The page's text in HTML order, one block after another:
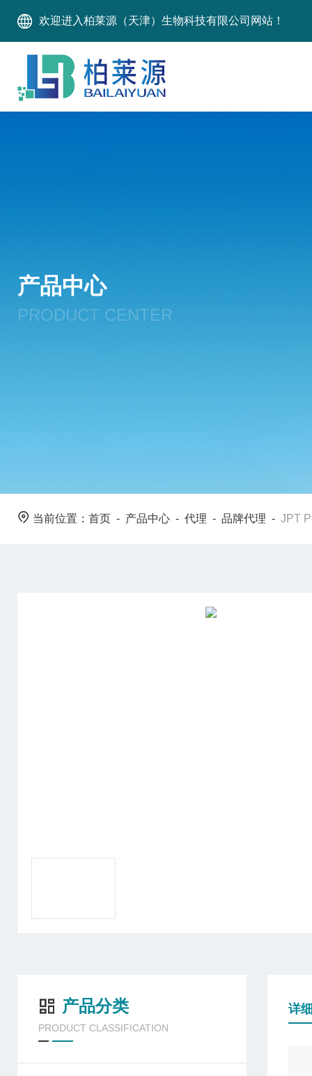
欢迎进入柏莱源（天津）生物科技有限公司网站！
产品中心
PRODUCT CENTER
当前位置： 首页 - 产品中心 - 代理 - 品牌代理 - JPT
产品分类
PRODUCT CLASSIFICATION
详